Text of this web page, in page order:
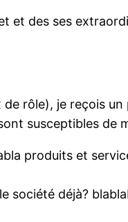
des ses
rôle), je reçois
susceptibles de
produits et
société déjà?